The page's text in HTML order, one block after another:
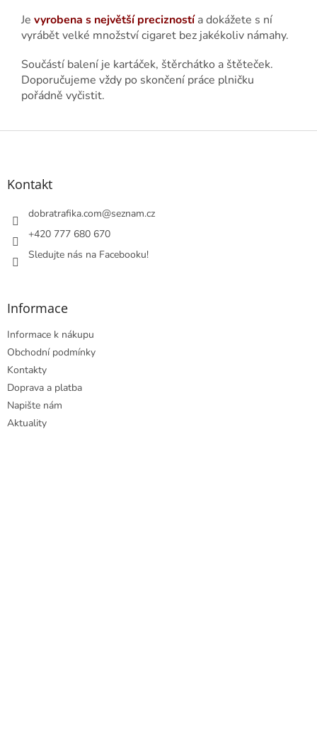
Je vyrobena s největší preciznostía dokážete s ní
vyrábět velké množství cigaret bez jakékoliv námahy.
Součástí balení je kartáček, štěrchátko a štěteček.
Doporučujeme vždy po skončení práce plničku
pořádně vyčistit.
Z
Kontakt
dobratrafika.com@seznam.cz
+420 777 680 670
Sledujte nás na Facebooku!
Informace
Informace k nákupu
Obchodní podmínky
Kontakty
Doprava a platba
Napište nám
Aktuality